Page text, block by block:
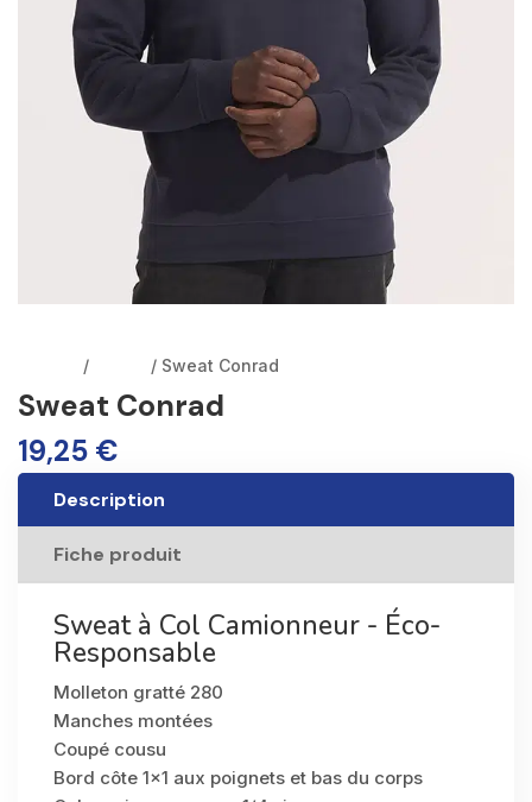
/ / Sweat Conrad
Sweat Conrad
19,25 €
Description
Fiche produit
Sweat à Col Camionneur - Éco-
Responsable
Molleton gratté 280
Manches montées
Coupé cousu
Bord côte 1x1 aux poignets et bas du corps